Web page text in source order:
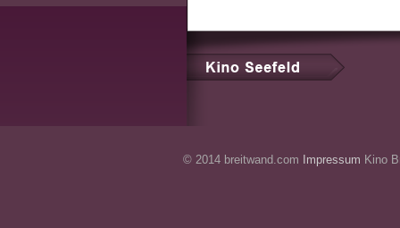
© 2014 breitwand.com Impressum Kino